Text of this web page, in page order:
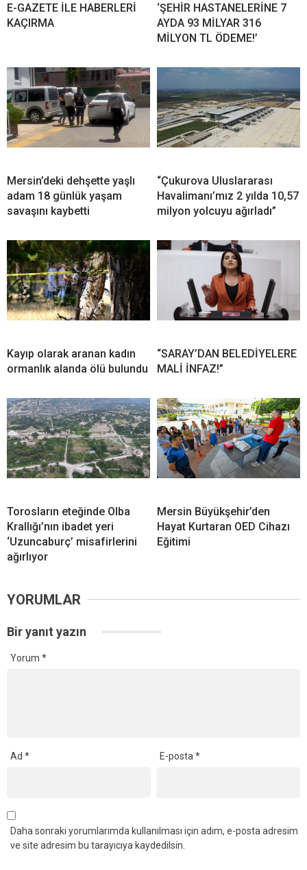
E-GAZETE İLE HABERLERİ
KAÇIRMA
‘ŞEHİR HASTANELERİNE 7
AYDA 93 MİLYAR 316
MİLYON TL ÖDEME!’
Mersin’deki dehşette yaşlı
adam 18 günlük yaşam
savaşını kaybetti
“Çukurova Uluslararası
Havalimanı’mız 2 yılda 10,57
milyon yolcuyu ağırladı”
Kayıp olarak aranan kadın
ormanlık alanda ölü bulundu
“SARAY’DAN BELEDİYELERE
MALİ İNFAZ!”
Torosların eteğinde Olba
Krallığı’nın ibadet yeri
‘Uzuncaburç’ misafirlerini
ağırlıyor
Mersin Büyükşehir’den
Hayat Kurtaran OED Cihazı
Eğitimi
YORUMLAR
Bir yanıt yazın
Yorum *
Ad * E-posta*
Daha sonraki yorumlarımda kullanılması için adım, e-posta adresim
ve site adresim bu tarayıcıya kaydedilsin.